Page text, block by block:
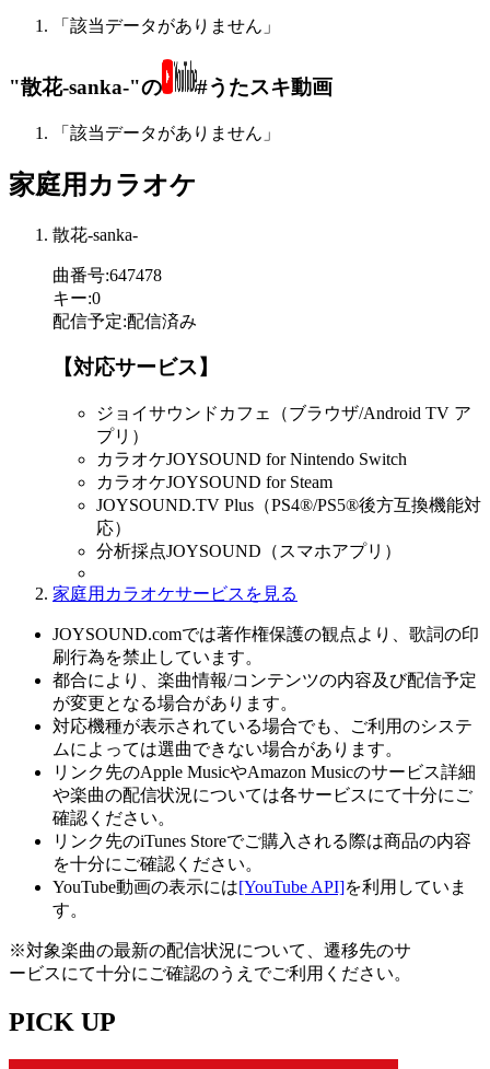
「該当データがありません」
"散花-sanka-"の #うたスキ動画
「該当データがありません」
家庭用カラオケ
散花-sanka-
曲番号:647478
キー:0
配信予定:配信済み
【対応サービス】
ジョイサウンドカフェ（ブラウザ/Android TV ア
プリ）
カラオケJOYSOUND for Nintendo Switch
カラオケJOYSOUND for Steam
JOYSOUND.TV Plus（PS4®/PS5®後方互換機能対
応）
分析採点JOYSOUND（スマホアプリ）
家庭用カラオケサービスを見る
JOYSOUND.comでは著作権保護の観点より、歌詞の印
刷行為を禁止しています。
都合により、楽曲情報/コンテンツの内容及び配信予定
が変更となる場合があります。
対応機種が表示されている場合でも、ご利用のシステ
ムによっては選曲できない場合があります。
リンク先のApple MusicやAmazon Musicのサービス詳細
や楽曲の配信状況については各サービスにて十分にご
確認ください。
リンク先のiTunes Storeでご購入される際は商品の内容
を十分にご確認ください。
YouTube動画の表示には[YouTube API]を利用していま
す。
※対象楽曲の最新の配信状況について、遷移先のサ
ービスにて十分にご確認のうえでご利用ください。
PICK UP